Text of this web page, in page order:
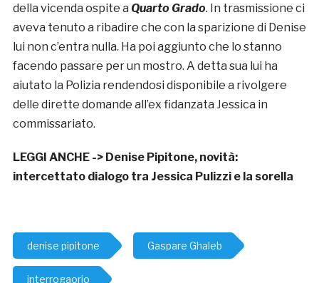
della vicenda ospite a Quarto Grado. In trasmissione ci
aveva tenuto a ribadire che con la sparizione di Denise
lui non c’entra nulla. Ha poi aggiunto che lo stanno
facendo passare per un mostro. A detta sua lui ha
aiutato la Polizia rendendosi disponibile a rivolgere
delle dirette domande all’ex fidanzata Jessica in
commissariato.
LEGGI ANCHE -> Denise Pipitone, novità:
intercettato dialogo tra Jessica Pulizzi e la sorella
denise pipitone Gaspare Ghaleb
interrogaorio